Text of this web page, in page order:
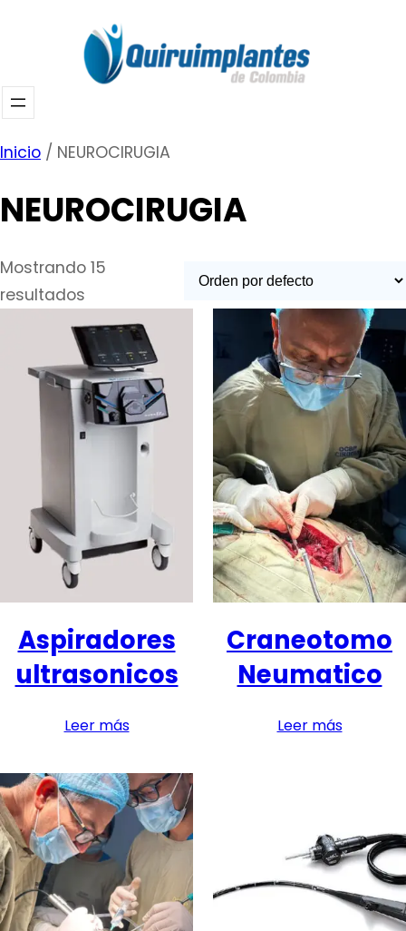
Inicio / NEUROCIRUGIA
NEUROCIRUGIA
Mostrando 15
resultados
Aspiradores
ultrasonicos
Leer más
Craneotomo
Neumatico
Leer más